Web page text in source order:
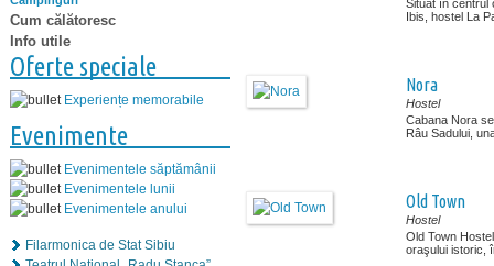
Cum călătoresc
Info utile
Oferte speciale
Experiențe memorabile
Evenimente
Evenimentele săptămânii
Evenimentele lunii
Evenimentele anului
Filarmonica de Stat Sibiu
Situat în centrul
Ibis, hostel La
Nora
Hostel
Cabana Nora
Râu Sadului,
Old Town
Hostel
Old Town
oraşului istoric,